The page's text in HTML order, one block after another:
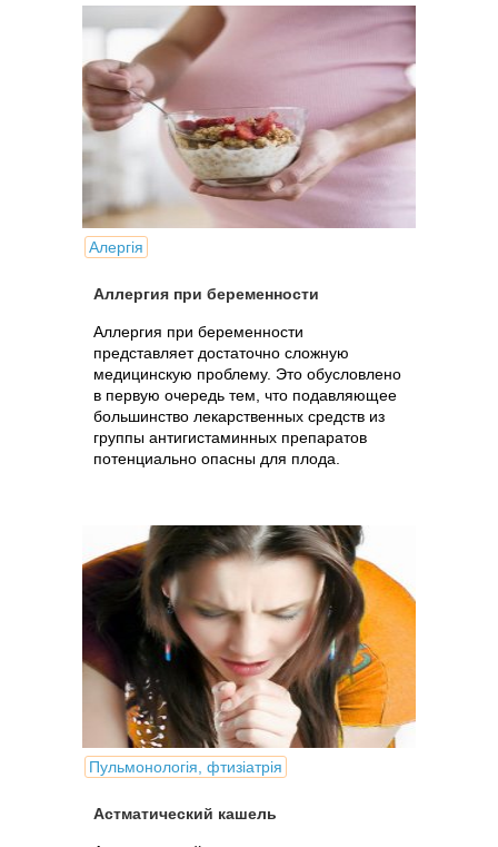
Алергія
Аллергия при беременности
Аллергия при беременности
представляет достаточно сложную
медицинскую проблему. Это обусловлено
в первую очередь тем, что подавляющее
большинство лекарственных средств из
группы антигистаминных препаратов
потенциально опасны для плода.
Пульмонологія, фтизіатрія
Астматический кашель